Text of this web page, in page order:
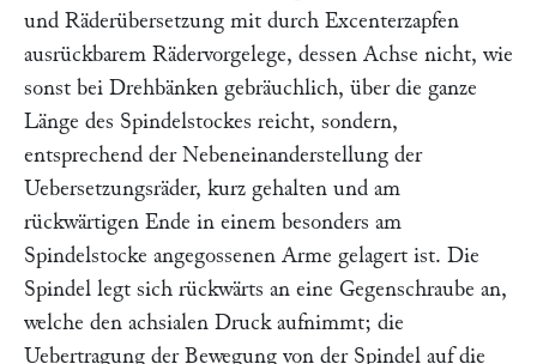
und Räderübersetzung mit durch Excenterzapfen
ausrückbarem Rädervorgelege, dessen Achse nicht, wie
sonst bei Drehbänken gebräuchlich, über die ganze
Länge des Spindelstockes reicht, sondern,
entsprechend der Nebeneinanderstellung der
Uebersetzungsräder, kurz gehalten und am
rückwärtigen Ende in einem besonders am
Spindelstocke angegossenen Arme gelagert ist. Die
Spindel legt sich rückwärts an eine Gegenschraube an,
welche den achsialen Druck aufnimmt; die
Uebertragung der Bewegung von der Spindel auf die